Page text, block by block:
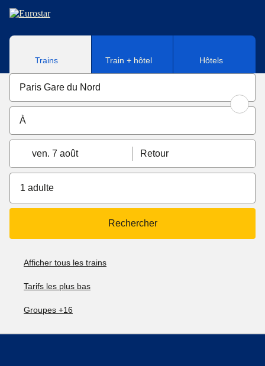
Aller au contenu principal
Trains Train + hôtel Hôtels
ven. 7 août Retour
1 adulte
Rechercher
Afficher tous les trains
Tarifs les plus bas
Groupes +16